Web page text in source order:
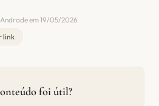
em 19/05/2026
link
foi útil?